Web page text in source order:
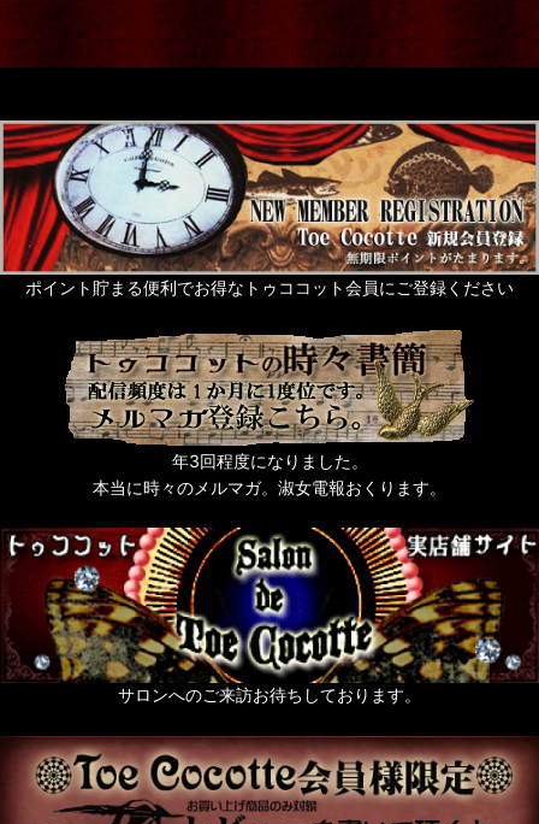
ポイント貯まる便利でお得なトゥココット会員にご登録ください
年3回程度になりました。
本当に時々のメルマガ。淑女電報おくります。
サロンへのご来訪お待ちしております。